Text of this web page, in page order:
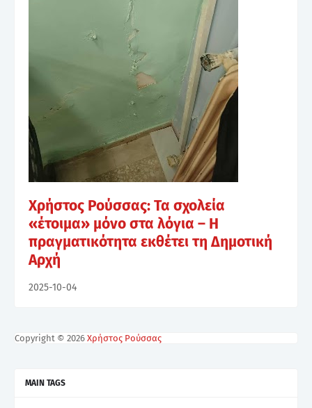
Χρήστος Ρούσσας: Τα σχολεία
«έτοιμα» μόνο στα λόγια – Η
πραγματικότητα εκθέτει τη Δημοτική
Αρχή
2025-10-04
Copyright © 2026 Χρήστος Ρούσσας
MAIN TAGS